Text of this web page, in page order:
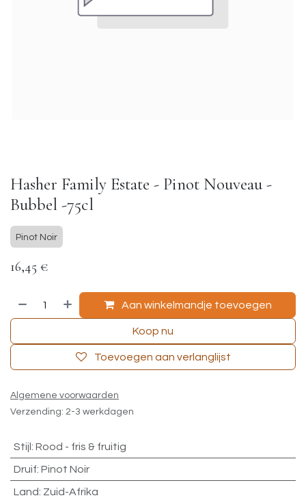
Hasher Family Estate - Pinot Nouveau -
Bubbel -75cl
Pinot Noir
16,45 €
Aan winkelmandje toevoegen
Koop nu
Toevoegen aan verlanglijst
Algemene voorwaarden
Verzending: 2-3 werkdagen
Stijl : Rood - fris & fruitig
Druif: Pinot Noir
Land: Zuid-Afrika